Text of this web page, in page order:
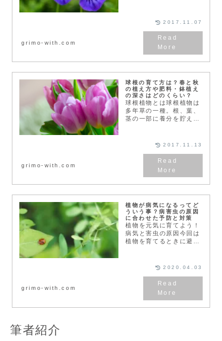
て一生を終えるサイクル
す。それでは一年草につ
いて詳しく見ていきまし
grimo-with.com
2017.11.07
球根の育て方は？春と秋
の植え方や肥料・鉢植え
の深さはどのくらい？
球根植物とは球根植物は
多年草の一種。根、葉、
茎の一部に養分を貯えて
程を御覧になった方も多
か。養分を貯える部分に
grimo-with.com
2017.11.13
植物が病気になるってど
ういう事？病害虫の原因
に合わせた予防と対策
植物を元気に育てよう！
病気と害虫の原因今回は
植物を育てるときに避け
枯れてしまう原因は、水
外に「病害虫」がありま
すね。症状は植物によっ
grimo-with.com
2020.04.03
筆者紹介